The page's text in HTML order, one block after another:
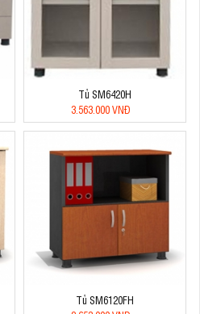
Tủ SM6420H
3.563.000 VNĐ
Tủ SM6120FH